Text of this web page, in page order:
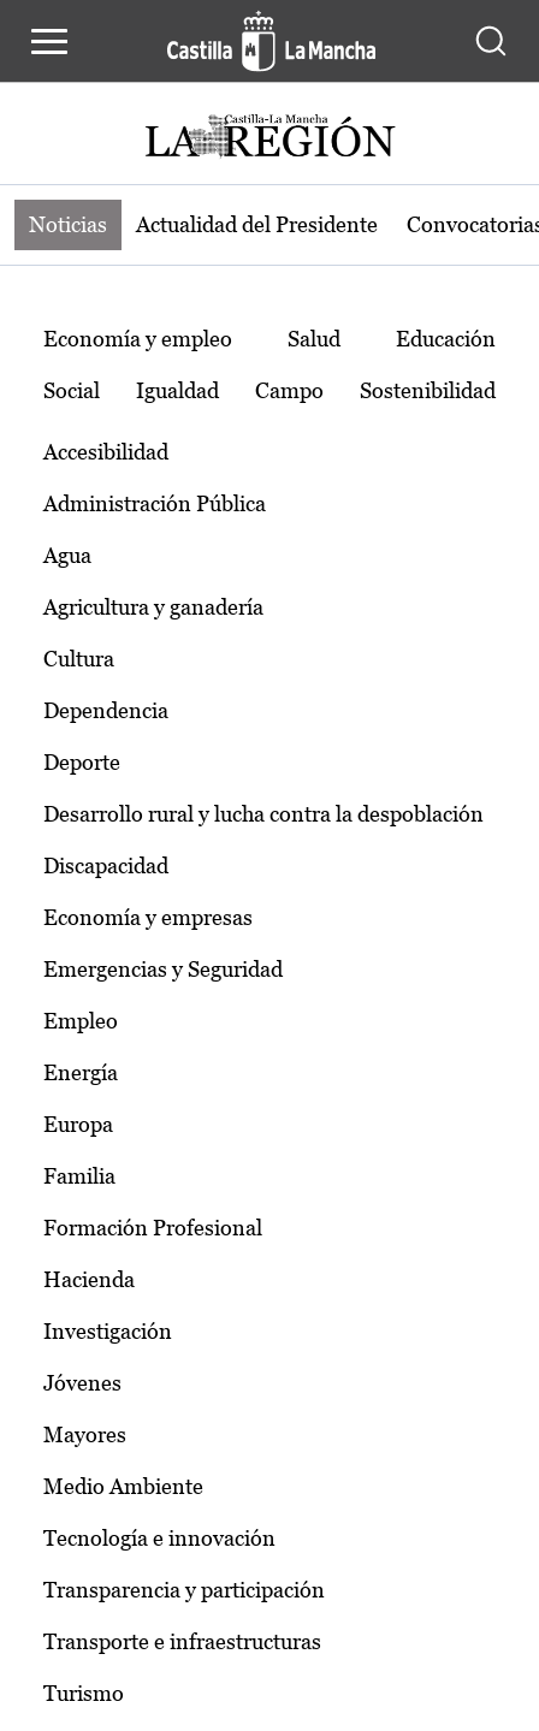
Noticias de la región de Castilla-La
Noticias Actualidad del Presidente
Temas
Economía y empleo Salud Educación
Social Igualdad Campo Sostenibilidad
Accesibilidad
Administración Pública
Agua
Agricultura y ganadería
Cultura
Dependencia
Deporte
Desarrollo rural y lucha contra la despoblación
Discapacidad
Economía y empresas
Emergencias y Seguridad
Empleo
Energía
Europa
Familia
Formación Profesional
Hacienda
Investigación
Jóvenes
Mayores
Medio Ambiente
Tecnología e innovación
Transparencia y participación
Transporte e infraestructuras
Turismo